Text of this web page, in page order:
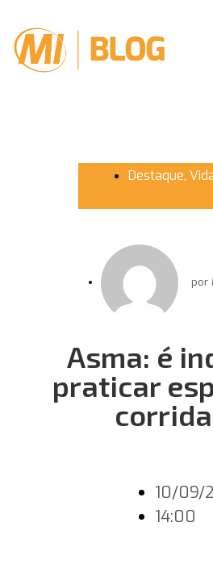
Destaque,
por
Asma: é
praticar
10/09/
14:00